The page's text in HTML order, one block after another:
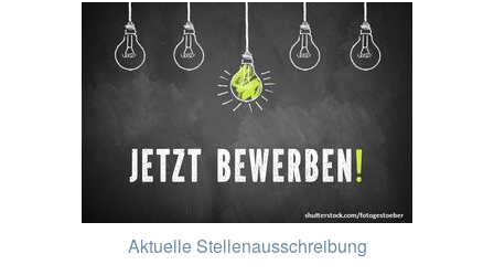
Aktuelle Stellenausschreibung